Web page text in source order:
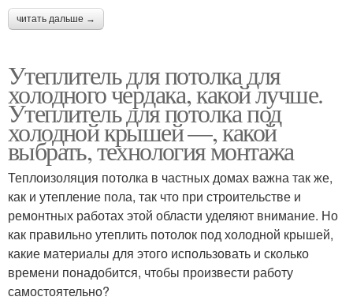
читать дальше →
Утеплитель для потолка для
холодного чердака, какой лучше.
Утеплитель для потолка под
холодной крышей —, какой
выбрать, технология монтажа
Теплоизоляция потолка в частных домах важна так же,
как и утепление пола, так что при строительстве и
ремонтных работах этой области уделяют внимание. Но
как правильно утеплить потолок под холодной крышей,
какие материалы для этого использовать и сколько
времени понадобится, чтобы произвести работу
самостоятельно?